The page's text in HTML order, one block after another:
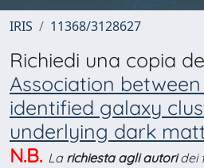
IRIS 11368/3128627
Richiedi una copia
Association
identified galaxy
underlying dark
N.B. La richiesta agli autoridei